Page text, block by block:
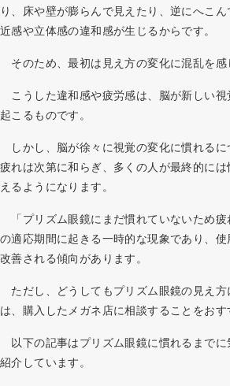
り、床や壁が膨らんで見えたり、逆にへこ
近感や立体感の違和感が生じるからです。
そのため、最初は見え方の変化に混乱を感
こうした違和感や疲労感は、脳が新しい
起こるものです。
しかし、脳が徐々に視覚の変化に慣れる
疲れは次第に和らぎ、多くの人が最終的に
えるようになります。
「プリズム眼鏡にまだ慣れていないため疲
の適応期間に起きる一時的な現象であり、
改善される傾向があります。
ただし、どうしてもプリズム眼鏡の見え
は、購入したメガネ店に相談することをおす
以下の記事はプリズム眼鏡に慣れるまでに
紹介しています。